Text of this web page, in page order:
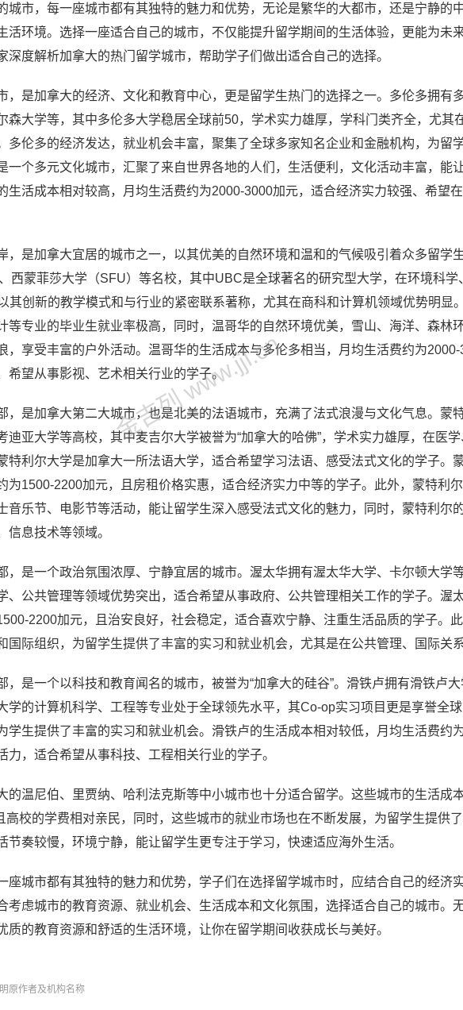
城市，每一座城市都有其独特的魅力和优势，无论是繁华的大都市，还是宁静的
活环境。选择一座适合自己的城市，不仅能提升留学期间的生活体验，更能为未
深度解析加拿大的热门留学城市，帮助学子们做出适合自己的选择。
，是加拿大的经济、文化和教育中心，更是留学生热门的选择之一。多伦多拥有
森大学等，其中多伦多大学稳居全球前50，学术实力雄厚，学科门类齐全，尤其
多伦多的经济发达，就业机会丰富，聚集了全球多家知名企业和金融机构，为留
一个多元文化城市，汇聚了来自世界各地的人们，生活便利，文化活动丰富，能
生活成本相对较高，月均生活费约为2000-3000加元，适合经济实力较强、希望
，是加拿大宜居的城市之一，以其优美的自然环境和温和的气候吸引着众多留学
西蒙菲莎大学（SFU）等名校，其中UBC是全球著名的研究型大学，在环境科学
其创新的教学模式和与行业的紧密联系著称，尤其在商科和计算机领域优势明显
等专业的毕业生就业率极高，同时，温哥华的自然环境优美，雪山、海洋、森林
，享受丰富的户外活动。温哥华的生活成本与多伦多相当，月均生活费约为
希望从事影视、艺术相关行业的学子。
，是加拿大第二大城市，也是北美的法语城市，充满了法式浪漫与文化气息。蒙
迪亚大学等高校，其中麦吉尔大学被誉为“加拿大的哈佛”，学术实力雄厚，在医
特利尔大学是加拿大一所法语大学，适合希望学习法语、感受法式文化的学子。
为1500-2200加元，且房租价格实惠，适合经济实力中等的学子。此外，蒙特利
音乐节、电影节等活动，能让留学生深入感受法式文化的魅力，同时，蒙特利尔
信息技术等领域。
，是一个政治氛围浓厚、宁静宜居的城市。渥太华拥有渥太华大学、卡尔顿大学
、公共管理等领域优势突出，适合希望从事政府、公共管理相关工作的学子。渥
2200加元，且治安良好，社会稳定，适合喜欢宁静、注重生活品质的学子。
国际组织，为留学生提供了丰富的实习和就业机会，尤其是在公共管理、国际关系
，是一个以科技和教育闻名的城市，被誉为“加拿大的硅谷”。滑铁卢拥有滑铁卢大
学的计算机科学、工程等专业处于全球领先水平，其Co-op实习项目更是享誉全
学生提供了丰富的实习和就业机会。滑铁卢的生活成本相对较低，月均生活费约
力，适合希望从事科技、工程相关行业的学子。
的温尼伯、里贾纳、哈利法克斯等中小城市也十分适合留学。这些城市的生活成
高校的学费相对亲民，同时，这些城市的就业市场也在不断发展，为留学生提供
节奏较慢，环境宁静，能让留学生更专注于学习，快速适应海外生活。
座城市都有其独特的魅力和优势，学子们在选择留学城市时，应结合自己的经济
考虑城市的教育资源、就业机会、生活成本和文化氛围，选择适合自己的城市。
质的教育资源和舒适的生活环境，让你在留学期间收获成长与美好。
金吉列 www.jjl.cn
原作者及机构名称